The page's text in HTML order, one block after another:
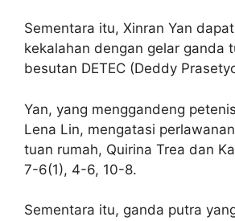
Sementara itu, Xinran Yan
kekalahan dengan gelar ganda
besutan DETEC (Deddy
Yan, yang menggandeng
Lena Lin, mengatasi
tuan rumah, Quirina Trea dan
7-6(1), 4-6, 10-8.
Sementara itu, ganda putra